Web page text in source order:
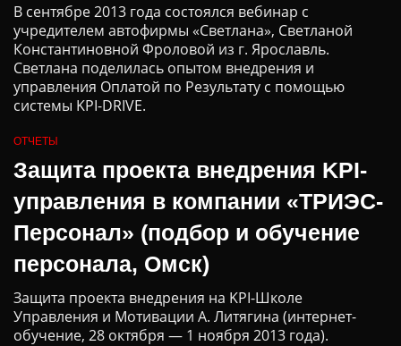
В сентябре 2013 года состоялся вебинар с
учредителем автофирмы «Светлана», Светланой
Константиновной Фроловой из г. Ярославль.
Светлана поделилась опытом внедрения и
управления Оплатой по Результату с помощью
системы KPI-DRIVE.
ОТЧЕТЫ
Защита проекта внедрения KPI-
управления в компании «ТРИЭС-
Персонал» (подбор и обучение
персонала, Омск)
Защита проекта внедрения на KPI-Школе
Управления и Мотивации А. Литягина (интернет-
обучение, 28 октября — 1 ноября 2013 года).